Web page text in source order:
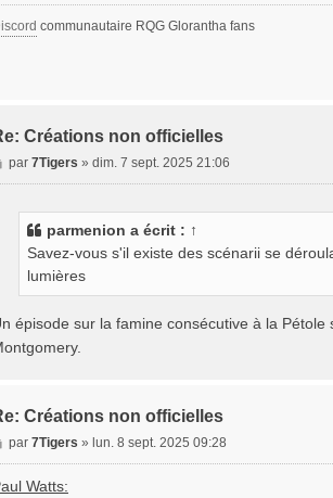
g
e
communautaire RQG Glorantha fans
Créations non officielles
M
e
par 7Tigers » dim. 7 sept. 2025 21:06
parmenion a écrit : ↑
Savez-vous s'il existe des scénarii se
lumières
épisode sur la famine consécutive à la
Créations non officielles
M
e
par 7Tigers » lun. 8 sept. 2025 09:28
Watts: